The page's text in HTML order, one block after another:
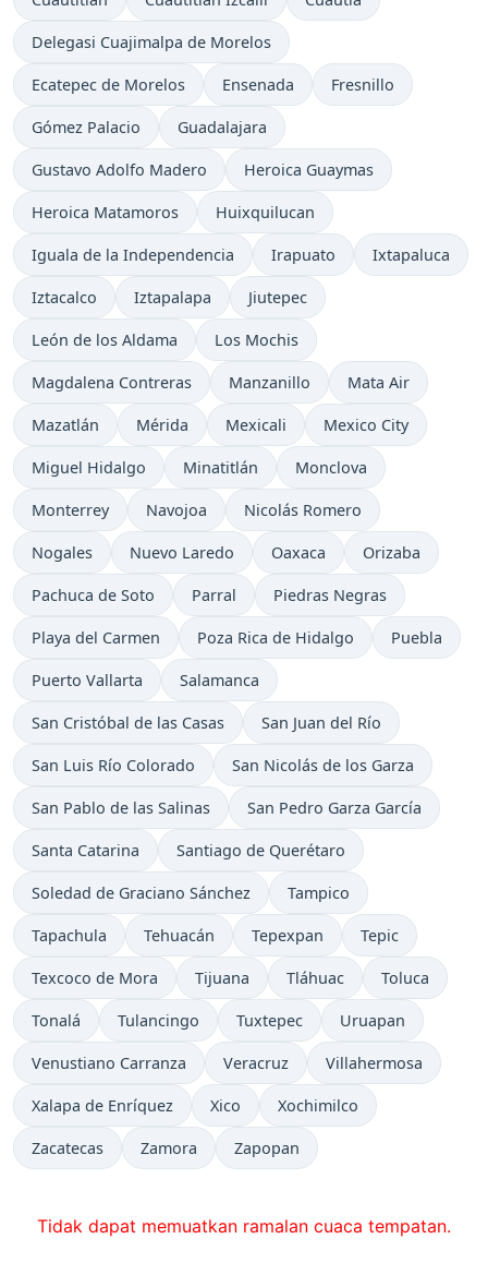
Delegasi Cuajimalpa de Morelos
Ecatepec de Morelos Ensenada Fresnillo
Gómez Palacio Guadalajara
Gustavo Adolfo Madero Heroica Guaymas
Heroica Matamoros Huixquilucan
Iguala de la Independencia Irapuato Ixtapaluca
Iztacalco Iztapalapa Jiutepec
León de los Aldama Los Mochis
Magdalena Contreras Manzanillo Mata Air
Mazatlán Mérida Mexicali Mexico City
Miguel Hidalgo Minatitlán Monclova
Monterrey Navojoa Nicolás Romero
Nogales Nuevo Laredo Oaxaca Orizaba
Pachuca de Soto Parral Piedras Negras
Playa del Carmen Poza Rica de Hidalgo Puebla
Puerto Vallarta Salamanca
San Cristóbal de las Casas San Juan del Río
San Luis Río Colorado San Nicolás de los Garza
San Pablo de las Salinas San Pedro Garza García
Santa Catarina Santiago de Querétaro
Soledad de Graciano Sánchez Tampico
Tapachula Tehuacán Tepexpan Tepic
Texcoco de Mora Tijuana Tláhuac Toluca
Tonalá Tulancingo Tuxtepec Uruapan
Venustiano Carranza Veracruz Villahermosa
Xalapa de Enríquez Xico Xochimilco
Zacatecas Zamora Zapopan
Tidak dapat memuatkan ramalan cuaca tempatan.